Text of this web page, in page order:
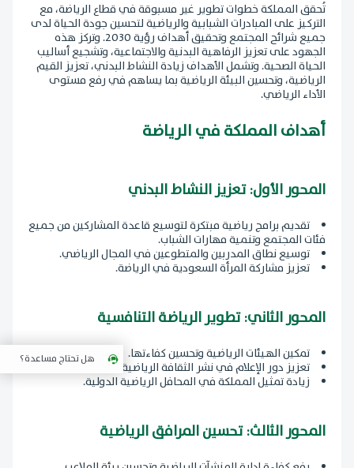
تُحقق المملكة خطوات تطوير غير مسبوقة في قطاع الرياضة، مع
التركيز على المبادرات الشبابية والرياضية لتحسين جودة الحياة لدى
جميع شرائح المجتمع وتحقيق أهداف رؤية 2030. وتركز هذه
الجهود على تعزيز الرفاهية البدنية والاجتماعية، وتشجيع أساليب
الحياة الصحية. وتشمل الأهداف زيادة النشاط البدني، تعزيز القيم
الرياضية، وتحسين البيئة الرياضية بما يساهم في رفع مستوى
الأداء الرياضي.
أهداف المملكة في الرياضة
المحور الأول: تعزيز النشاط البدني
تقديم برامج رياضية مبتكرة لتوسيع قاعدة المشاركين من جميع
فئات المجتمع وتنمية مهارات الشباب.
توسيع نطاق المدربين والمتطوعين في المجال الرياضي.
تعزيز مشاركة المرأة السعودية في الرياضة.
المحور الثاني: تطوير الرياضة التنافسية
تمكين الهيئات الرياضية وتحسين كفاءتها.
تعزيز دور الإعلام في نشر الثقافة الرياضية.
زيادة تمثيل المملكة في المحافل الرياضية الدولية.
المحور الثالث: تحسين المرافق الرياضية
هل تحتاج مساعدة؟